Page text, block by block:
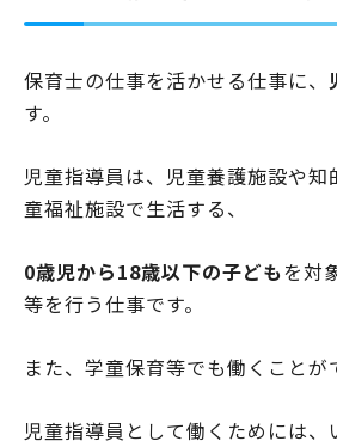
保育士の仕事を活かせる仕事に、
す。
児童指導員は、児童養護施設や
童福祉施設で生活する、
0歳児から18歳以下の子どもを対
等を行う仕事です。
また、学童保育等でも働くことが
児童指導員として働くためには、